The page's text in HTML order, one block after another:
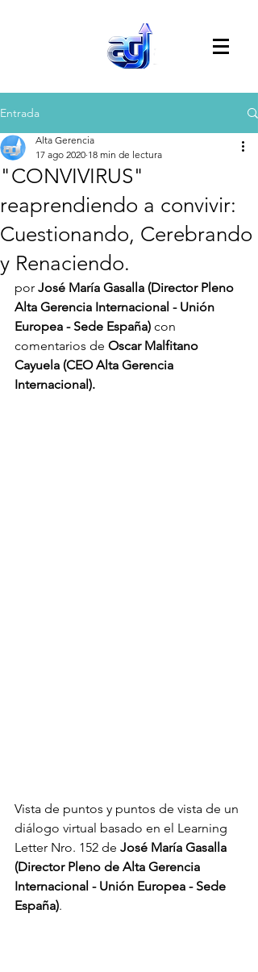
Entrada
"CONVIVIRUS"
reaprendiendo a convivir:
Cuestionando, Cerebrando
y Renaciendo.
Alta Gerencia
17 ago 2020 18 min de lectura
por José María Gasalla (Director Pleno
Alta Gerencia Internacional - Unión
Europea - Sede España) con
comentarios de Oscar Malfitano
Cayuela (CEO Alta Gerencia
Internacional).
Vista de puntos y puntos de vista de un
diálogo virtual basado en el Learning
Letter Nro. 152 de José María Gasalla
(Director Pleno de Alta Gerencia
Internacional - Unión Europea - Sede
España).